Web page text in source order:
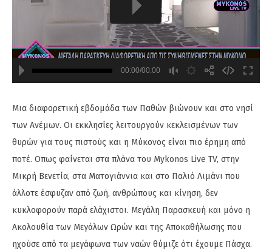
480
00:00/00:00
Mια διαφορετική εβδομάδα των Παθών βιώνουν και στο νησί
των Ανέμων. Οι εκκλησίες λειτουργούν κεκλεισμένων των
θυρών για τους πιστούς και η Μύκονος είναι πιο έρημη από
ποτέ. Οπως φαίνεται στα πλάνα του Mykonos Live TV, στην
Μικρή Βενετία, στα Ματογιάννια και στο Παλιό Λιμάνι που
άλλοτε έσφυζαν από ζωή, ανθρώπους και κίνηση, δεν
κυκλοφορούν παρά ελάχιστοι. Μεγάλη Παρασκευή και μόνο η
Ακολουθία των Μεγάλων Ωρών και της Αποκαθήλωσης που
ηχούσε από τα μεγάφωνα των ναών θύμιζε ότι έχουμε Πάσχα.